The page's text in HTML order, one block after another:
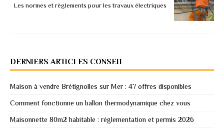
Les normes et règlements pour les travaux électriques
DERNIERS ARTICLES CONSEIL
Maison à vendre Brétignolles sur Mer : 47 offres disponibles
Comment fonctionne un ballon thermodynamique chez vous
Maisonnette 80m2 habitable : réglementation et permis 2026